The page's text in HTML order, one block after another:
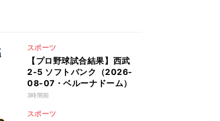
スポーツ
【プロ野球試合結果】西武
2-5 ソフトバンク（2026-
08-07・ベルーナドーム）
3時間前
スポーツ